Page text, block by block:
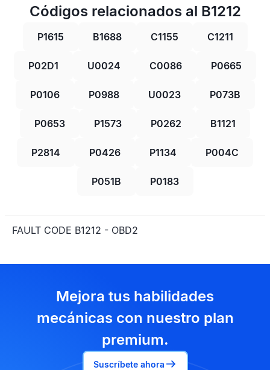
Códigos relacionados al B1212
P1615 B1688 C1155 C1211
P02D1 U0024 C0086 P0665
P0106 P0988 U0023 P073B
P0653 P1573 P0262 B1121
P2814 P0426 P1134 P004C
P051B P0183
FAULT CODE B1212 - OBD2
Mejora tus habilidades
mecánicas con nuestro plan
premium.
Suscríbete ahora